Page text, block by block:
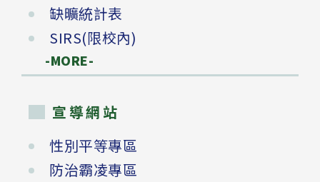
缺曠統計表
SIRS(限校內)
-MORE-
宣導網站
性別平等專區
防治霸凌專區